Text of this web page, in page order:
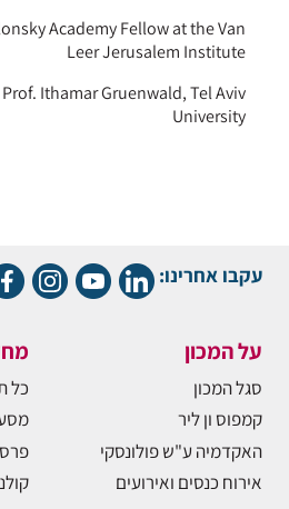
Academy Fellow at the Van
Leer Jerusalem Institute
Ithamar Gruenwald, Tel Aviv
University
עקבו אחרינו:
על המכון
סגל המכון
קמפוס ון ליר
האקדמיה ע"ש פולונסקי
אירוח כנסים ואירועים
כל
פרס